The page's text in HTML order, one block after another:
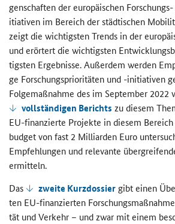
gen­schaf­ten der eu­ro­päi­schen
itia­ti­ven im Be­reich der städ­ti­schen
zeigt die wich­tigs­ten Trends in der
und er­ör­tert die wich­tigs­ten
tigs­ten Er­geb­nis­se. Au­ßer­dem wer­den
ge For­schungs­prio­ri­tä­ten und -​initiativen
Fol­ge­maß­nah­me des im Sep­tem­ber 2022
voll­stän­di­gen Be­richts zu die­sem
EU-​finanzierte Pro­jek­te in die­sem
bud­get von fast 2 Mil­li­ar­den Euro
Emp­feh­lun­gen und re­le­van­te
er­mit­teln.
Das
zwei­te Kurz­dos­siergibt einen
ten EU-​finanzierten
tät und Ver­kehr – und zwar mit einem